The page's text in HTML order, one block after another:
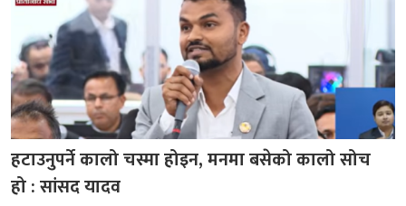
हटाउनुपर्ने कालो चस्मा होइन, मनमा बसेको कालो सोच
हो : सांसद यादव